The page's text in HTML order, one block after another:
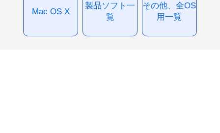
Mac OS X
製品ソフト一
覧
その他、全OS
用一覧